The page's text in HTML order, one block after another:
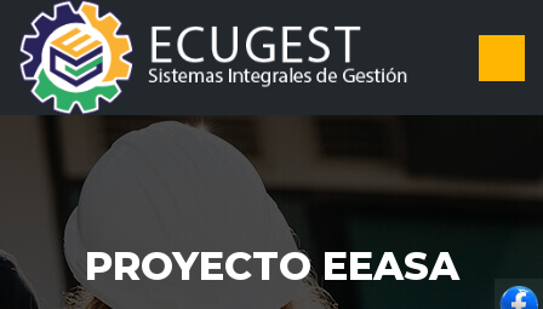
PROYECTO EEASA